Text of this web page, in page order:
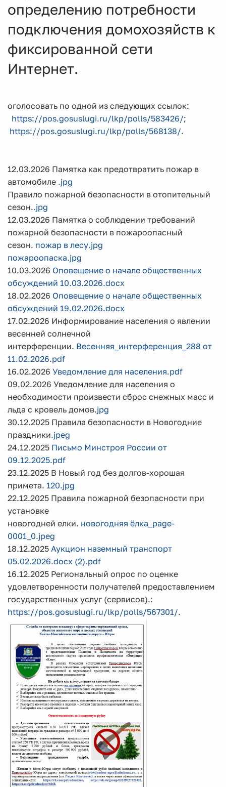
определению потребности
подключения домохозяйств к
фиксированной сети
Интернет.
оголосовать по одной из следующих ссылок:
https://pos.gosuslugi.ru/lkp/polls/583426/;
https://pos.gosuslugi.ru/lkp/polls/568138/.
12.03.2026 Памятка как предотвратить пожар в
автомобиле .jpg
Правило пожарной безопасности в отопительный
сезон..jpg
12.03.2026 Памятка о соблюдении требований
пожарной безопасности в пожароопасный
сезон. пожар в лесу.jpg
пожароопаска.jpg
10.03.2026 Оповещение о начале общественных
обсуждений 10.03.2026.docx
18.02.2026 Оповещение о начале общественных
обсуждений 19.02.2026.docx
17.02.2026 Информирование населения о явлении
весенней солнечной
интерференции. Весенняя_интерференция_288 от
11.02.2026.pdf
16.02.2026 Уведомление для населения.pdf
09.02.2026 Уведомление для населения о
необходимости произвести сброс снежных масс и
льда с кровель домов.jpg
30.12.2025 Правила безопасности в Новогодние
праздники.jpeg
24.12.2025 Письмо Минстроя России от
09.12.2025.pdf
23.12.2025 В Новый год без долгов-хорошая
примета. 120.jpg
22.12.2025 Правила пожарной безопасности при
установке
новогодней елки. новогодняя ёлка_page-
0001_0.jpeg
18.12.2025 Аукцион наземный транспорт
05.02.2026.docx (2).pdf
16.12.2025 Региональный опрос по оценке
удовлетворенности получателей предоставлением
государственных услуг (сервисов).:
https://pos.gosuslugi.ru/lkp/polls/567301/.